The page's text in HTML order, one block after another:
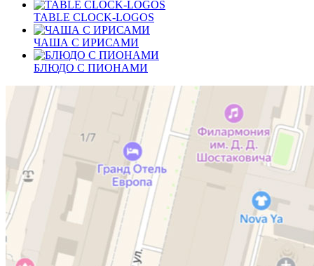
TABLE CLOCK-LOGOS
ЧАША С ИРИСАМИ
БЛЮДО С ПИОНАМИ